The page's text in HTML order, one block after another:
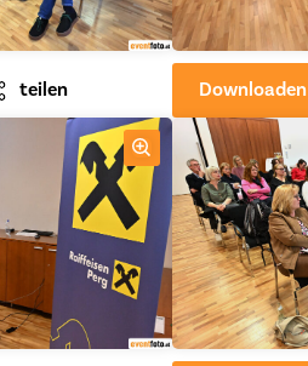
teilen Downloaden